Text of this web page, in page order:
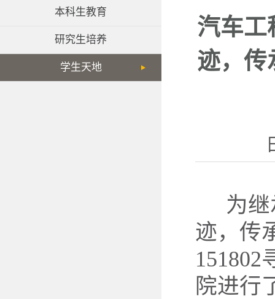
本科生教育
研究生培养
学生天地
汽车
迹，传
为
迹，传
151802
院进行